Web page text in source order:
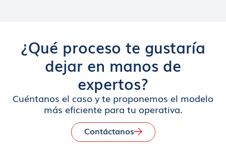
¿Qué proceso te gustaría
dejar en manos de
expertos?
Cuéntanos el caso y te proponemos el modelo
más eficiente para tu operativa.
Contáctanos